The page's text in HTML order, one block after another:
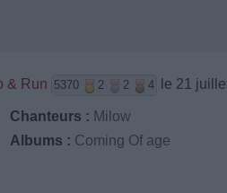
& Run 5370 2 2 4 le 21
Chanteurs : Milow
Albums : Coming Of age